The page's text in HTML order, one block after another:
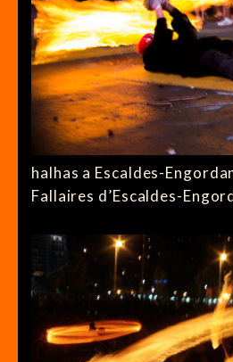
halhas a Escaldes-
Fallaires d’Escaldes-